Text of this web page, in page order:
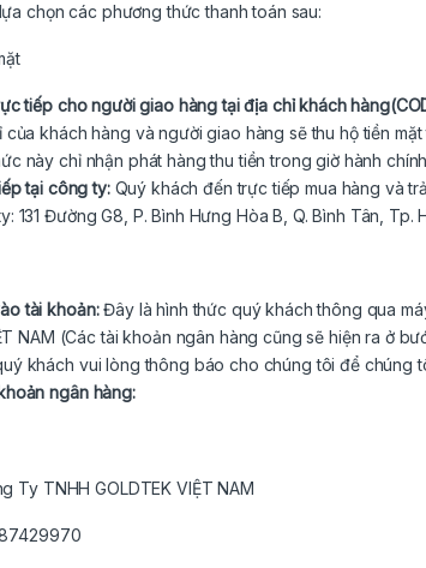
chọn các phương thức thanh toán sau:
tiếp cho người giao hàng tại địa chỉ khách
của khách hàng và người giao hàng sẽ thu hộ tiền
này chỉ nhận phát hàng thu tiền trong giờ hành chính
tại công ty:Quý khách đến trực tiếp mua hàng và
131 Đường G8, P. Bình Hưng Hòa B, Q. Bình Tân, Tp.
tài khoản:Đây là hình thức quý khách thông qua
NAM (Các tài khoản ngân hàng cũng sẽ hiện ra ở
khách vui lòng thông báo cho chúng tôi để chúng
ngân hàng:
Ty TNHH GOLDTEK VIỆT NAM